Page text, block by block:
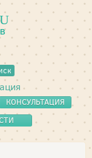
КОНСУЛЬТАЦИЯ